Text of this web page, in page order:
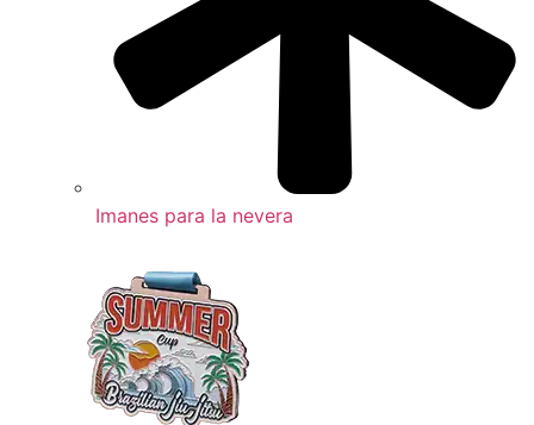
Imanes para la nevera